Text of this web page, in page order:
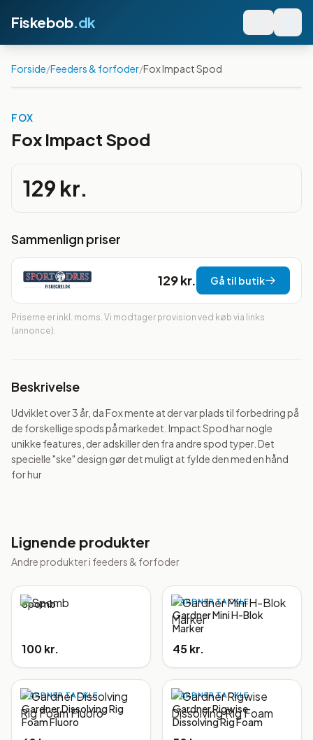
Fiskebob.dk
Forside/Feeders & forfoder/Fox Impact Spod
FOX
Fox Impact Spod
129 kr.
Sammenlign priser
129 kr. Gå til butik
Priserne er inkl. moms. Vi modtager provision ved køb via links
(annonce).
Beskrivelse
Udviklet over 3 år, da Fox mente at der var plads til forbedring på
de forskellige spods på markedet. Impact Spod har nogle
unikke features, der adskiller den fra andre spod typer. Det
specielle "ske" design gør det muligt at fylde den med en hånd
for hur
Lignende produkter
Andre produkter i feeders & forfoder
Spomb
100 kr.
GARDNER TACKLE
Gardner Mini H-Blok
Marker
45 kr.
GARDNER TACKLE
Gardner Dissolving Rig
Foam Fluoro
GARDNER TACKLE
Gardner Rigwise
Dissolving Rig Foam